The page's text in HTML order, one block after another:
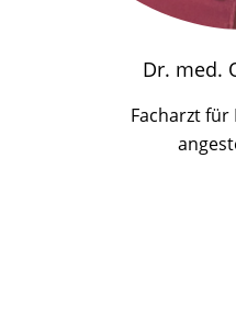
Dr. med.
Facharzt für